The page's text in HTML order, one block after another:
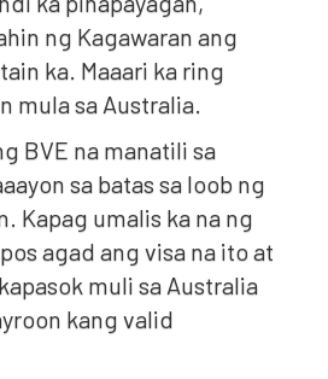
ng Kagawaran ang
ka. Maaari ka ring
mula sa Australia.
BVE na manatili sa
sa batas sa loob ng
Kapag umalis ka na ng
agad ang visa na ito at
muli sa Australia
kang valid